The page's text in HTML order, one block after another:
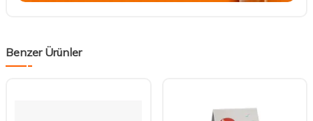
Benzer Ürünler